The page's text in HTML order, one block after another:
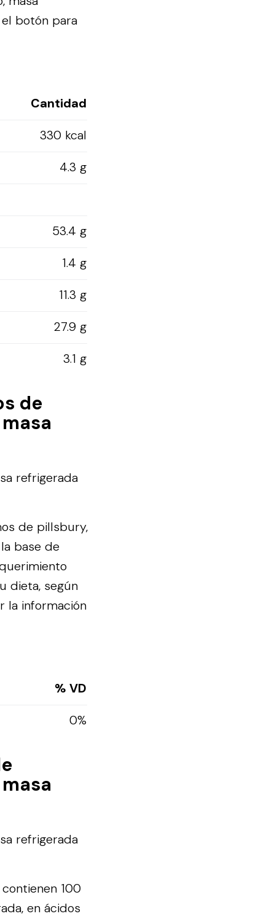
el botón para
Cantidad
330 kcal
4.3 g
53.4 g
1.4 g
11.3 g
27.9 g
3.1 g
de
refrigerada
de pillsbury,
base de
dieta, según
la información
% VD
0%
refrigerada
100
en ácidos